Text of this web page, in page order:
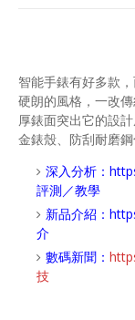
智能手錶有好多款
硬朗的風格，一改
厚錶面突出它的設
金錶殼、防刮耐磨
深入分析：
評測／教學
新品介紹：
介
數碼新聞：
技